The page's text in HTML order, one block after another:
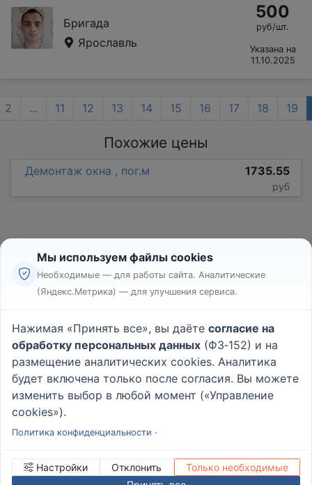
Бригада
Ярославль
500
руб/шт.
Указана на
11.10.2025
2 ... 11 12 13 14 15 16 17 18 19
Похожие цены
Демонтаж окна , пог.м 1735.55
руб
Реклама
Пользовательское соглашение
Политика конфиденциальности
Вопрос - Ответ|О проекте
Мы используем файлы cookies
Необходимые — для работы сайта. Аналитические
(Яндекс.Метрика) — для улучшения сервиса.
Нажимая «Принять все», вы даёте согласие на
обработку персональных данных (ФЗ‑152) и на
размещение аналитических cookies. Аналитика
будет включена только после согласия. Вы можете
изменить выбор в любой момент («Управление
cookies»).
Политика конфиденциальности ·
Настройки Отклонить
Только необходимые